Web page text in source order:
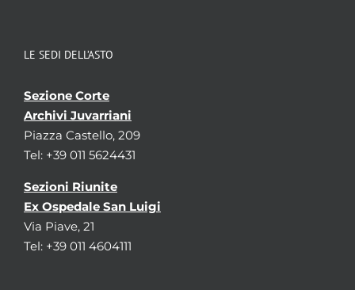
LE SEDI DELL’ASTO
Sezione Corte
Archivi Juvarriani
Piazza Castello, 209
Tel: +39 011 5624431
Sezioni Riunite
Ex Ospedale San Luigi
Via Piave, 21
Tel: +39 011 4604111